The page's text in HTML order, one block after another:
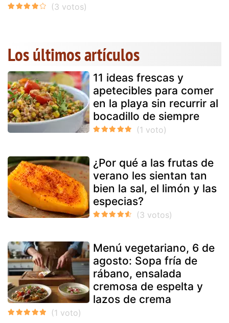
Los últimos artículos
11 ideas frescas y
apetecibles para comer
en la playa sin recurrir al
bocadillo de siempre
¿Por qué a las frutas de
verano les sientan tan
bien la sal, el limón y las
especias?
Menú vegetariano, 6 de
agosto: Sopa fría de
rábano, ensalada
cremosa de espelta y
lazos de crema